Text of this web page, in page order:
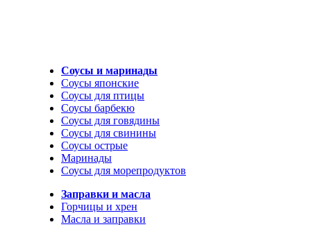
Соусы и маринады
Соусы японские
Соусы для птицы
Соусы барбекю
Соусы для говядины
Соусы для свинины
Соусы острые
Маринады
Соусы для морепродуктов
Заправки и масла
Горчицы и хрен
Масла и заправки